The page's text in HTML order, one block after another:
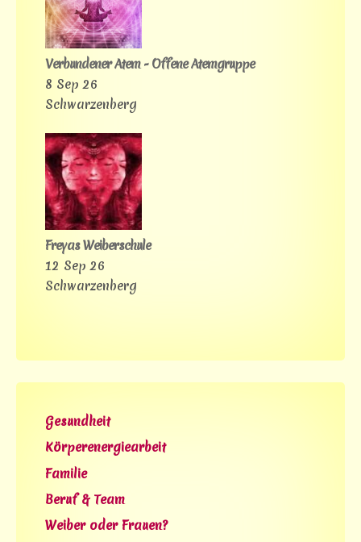
Verbundener Atem - Offene Atemgruppe
8 Sep 26
Schwarzenberg
Freyas Weiberschule
12 Sep 26
Schwarzenberg
Gesundheit
Körperenergiearbeit
Familie
Beruf & Team
Weiber oder Frauen?